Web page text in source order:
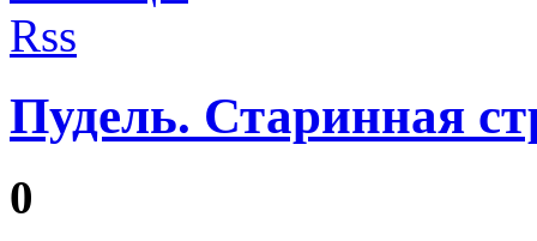
Пудель. Старинная
0